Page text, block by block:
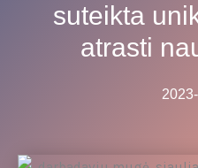
suteikta
atrasti